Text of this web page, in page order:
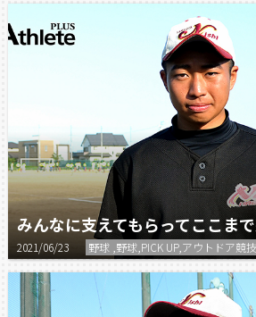
2021/06/23 野球 ,野球,PICK UP,アウトドア競